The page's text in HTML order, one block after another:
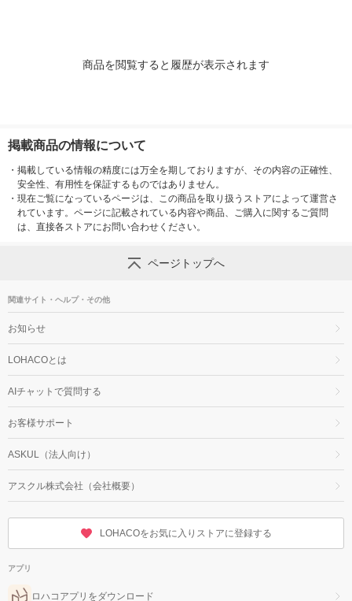
商品を閲覧すると履歴が表示されます
掲載商品の情報について
・ 掲載している情報の精度には万全を期しておりますが、その内容の正確性、
安全性、有用性を保証するものではありません。
・ 現在ご覧になっているページは、この商品を取り扱うストアによって運営さ
れています。ページに記載されている内容や商品、ご購入に関するご質問
は、直接各ストアにお問い合わせください。
ページトップへ
関連サイト・ヘルプ・その他
お知らせ
LOHACOとは
AIチャットで質問する
お客様サポート
ASKUL（法人向け）
アスクル株式会社（会社概要）
LOHACOをお気に入りストアに登録する
アプリ
ロハコアプリをダウンロード